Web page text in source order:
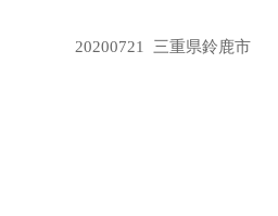
20200721 三重県鈴鹿市